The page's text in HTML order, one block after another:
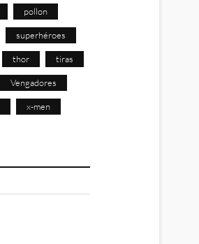
pollon
superhéroes
thor tiras
Vengadores
x-men